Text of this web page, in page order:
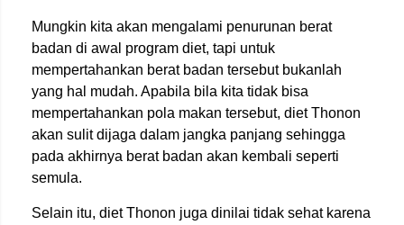
Mungkin kita akan mengalami penurunan berat
badan di awal program diet, tapi untuk
mempertahankan berat badan tersebut bukanlah
yang hal mudah. Apabila bila kita tidak bisa
mempertahankan pola makan tersebut, diet Thonon
akan sulit dijaga dalam jangka panjang sehingga
pada akhirnya berat badan akan kembali seperti
semula.
Selain itu, diet Thonon juga dinilai tidak sehat karena